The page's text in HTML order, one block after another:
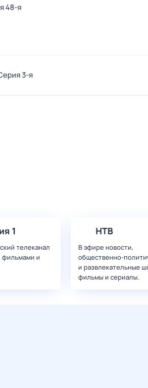
48-я
3-я
1
телеканал
фильмами и
НТВ
В эфире новости,
общественно-
и развлекательные
фильмы и сериалы.